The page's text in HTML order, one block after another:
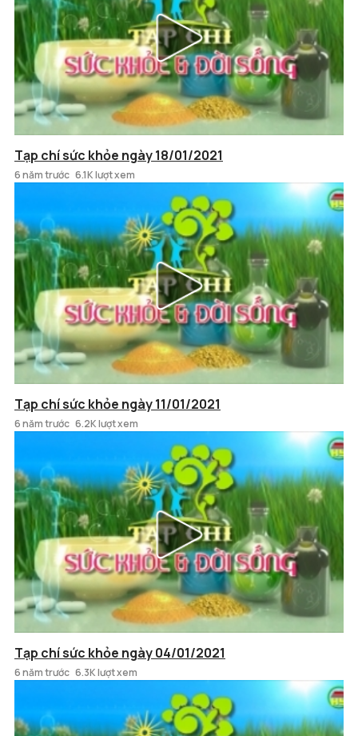
Tạp chí sức khỏe ngày 18/01/2021
6 năm trước 6.1K lượt xem
Tạp chí sức khỏe ngày 11/01/2021
6 năm trước 6.2K lượt xem
Tạp chí sức khỏe ngày 04/01/2021
6 năm trước 6.3K lượt xem